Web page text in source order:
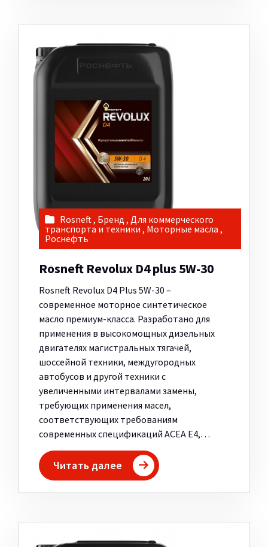
Rosneft, Бренд , Для коммерческого
транспорта и техники , Моторные масла ,
Роснефть
Rosneft Revolux D4 plus 5W-30
Rosneft Revolux D4 Plus 5W-30 –
современное моторное синтетическое
масло премиум-класса. Разработано для
применения в высокомощных дизельных
двигателях магистральных тягачей,
шоссейной техники, междугородных
автобусов и другой техники с
увеличенными интервалами замены,
требующих применения масел,
соответствующих требованиям
современных спецификаций ACEA E4,…
Читать далее